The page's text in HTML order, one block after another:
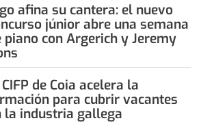
afina su cantera: el nuevo
júnior abre una semana
piano con Argerich y Jeremy
de Coia acelera la
para cubrir vacantes
la industria gallega